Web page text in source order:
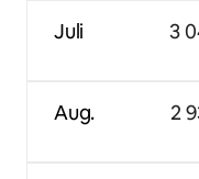
Juli
Aug.
3
2